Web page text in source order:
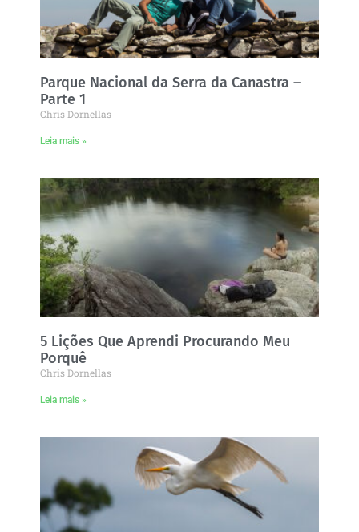
Parque Nacional da Serra da Canastra –
Parte 1
Chris Dornellas
Leia mais »
5 Lições Que Aprendi Procurando Meu
Porquê
Chris Dornellas
Leia mais »